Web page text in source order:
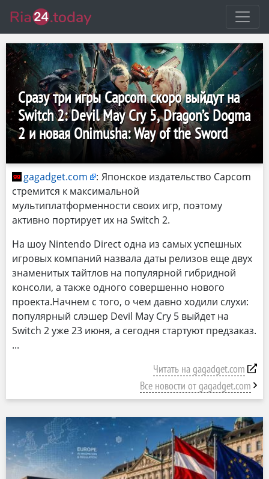
Сразу три игры Capcom скоро выйдут на
Switch 2: Devil May Cry 5, Dragon’s Dogma
2 и новая Onimusha: Way of the Sword
gagadget.com : Японское издательство Capcom
стремится к максимальной
мультиплатформенности своих игр, поэтому
активно портирует их на Switch 2.
На шоу Nintendo Direct одна из самых успешных
игровых компаний назвала даты релизов еще двух
знаменитых тайтлов на популярной гибридной
консоли, а также одного совершенно нового
проекта.Начнем с того, о чем давно ходили слухи:
популярный слэшер Devil May Cry 5 выйдет на
Switch 2 уже 23 июня, а сегодня стартуют предзаказ.
Читать на gagadget.com
Все новости от gagadget.com